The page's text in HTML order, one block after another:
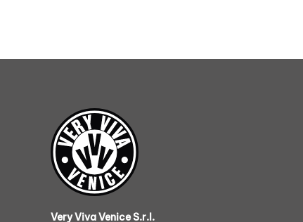
Very Viva Venice S.r.l.